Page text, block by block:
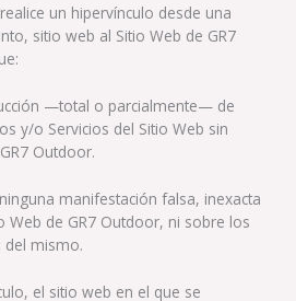
un hipervínculo desde una
sitio web al Sitio Web de GR7
—total o parcialmente— de
y/o Servicios del Sitio Web sin
Outdoor.
manifestación falsa, inexacta
Web de GR7 Outdoor, ni sobre los
del mismo.
el sitio web en el que se